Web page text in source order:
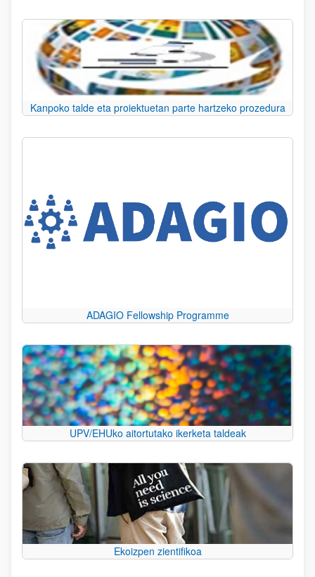
Kanpoko talde eta proiektuetan parte hartzeko prozedura
ADAGIO Fellowship Programme
UPV/EHUko aitortutako ikerketa taldeak
Ekoizpen zientifikoa